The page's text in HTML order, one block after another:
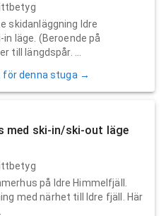
skidanläggning Idre
läge. (Beroende på
till längdspår. ...
för denna stuga →
med ski-in/ski-out läge
på Idre Himmelfjäll.
med närhet till Idre fjäll. Här